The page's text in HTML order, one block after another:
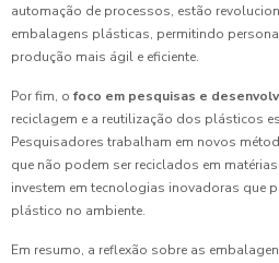
automação de processos, estão
embalagens plásticas, permitindo
produção mais ágil e eficiente.
Por fim, o foco em pesquisas e
reciclagem e a reutilização dos plásticos
Pesquisadores trabalham em novos
que não podem ser reciclados em
investem em tecnologias inovadoras que
plástico no ambiente.
Em resumo, a reflexão sobre as